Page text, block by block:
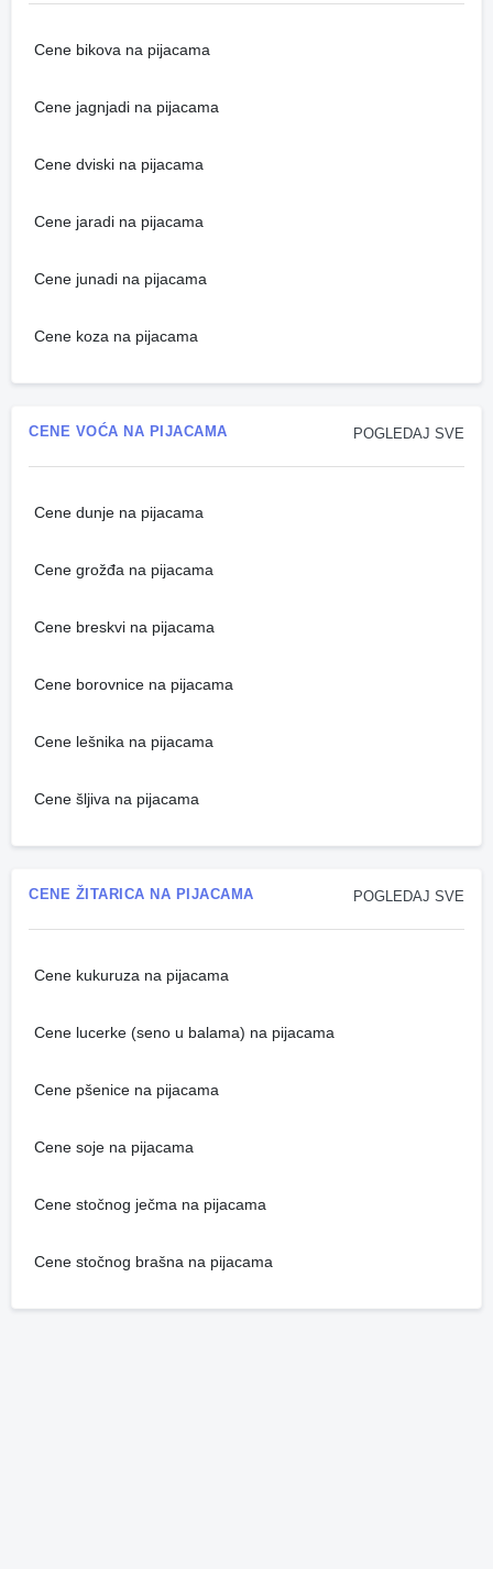
Cene bikova na pijacama
Cene jagnjadi na pijacama
Cene dviski na pijacama
Cene jaradi na pijacama
Cene junadi na pijacama
Cene koza na pijacama
POGLEDAJ SVE
CENE VOĆA NA PIJACAMA
Cene dunje na pijacama
Cene grožđa na pijacama
Cene breskvi na pijacama
Cene borovnice na pijacama
Cene lešnika na pijacama
Cene šljiva na pijacama
POGLEDAJ SVE
CENE ŽITARICA NA PIJACAMA
Cene kukuruza na pijacama
Cene lucerke (seno u balama) na pijacama
Cene pšenice na pijacama
Cene soje na pijacama
Cene stočnog ječma na pijacama
Cene stočnog brašna na pijacama